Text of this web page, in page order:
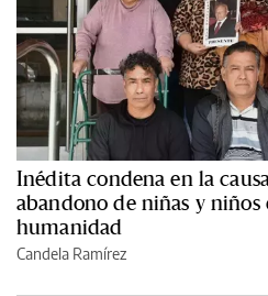
Inédita condena en la
abandono de niñas y niños
humanidad
Candela Ramírez